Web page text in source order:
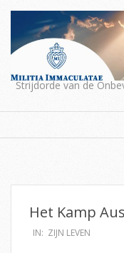
Skip
content
Strijdorde van de
Navigation
Het Kamp
IN: ZIJN LEVEN